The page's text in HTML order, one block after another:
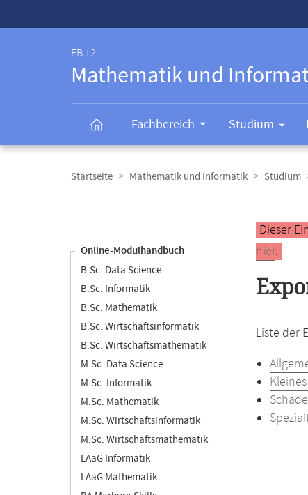
FB 12
Mathematik und
Fachbereich Studium
Navigation
Startseite Mathematik und Informatik Studium
Online-Modulhandbuch
B.Sc. Data Science
B.Sc. Informatik
B.Sc. Mathematik
B.Sc. Wirtschaftsinformatik
B.Sc. Wirtschaftsmathematik
M.Sc. Data Science
M.Sc. Informatik
M.Sc. Mathematik
M.Sc. Wirtschaftsinformatik
M.Sc. Wirtschaftsmathematik
LAaG Informatik
LAaG Mathematik
Dieser
hier.
Liste der